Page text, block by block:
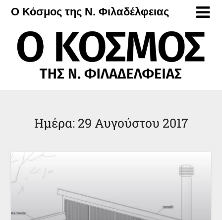
Μετάβαση
περιεχόμενο
Ο Κόσμος της Ν. Φιλαδέλφειας
Ημέρα: 29 Αυγούστου 2017